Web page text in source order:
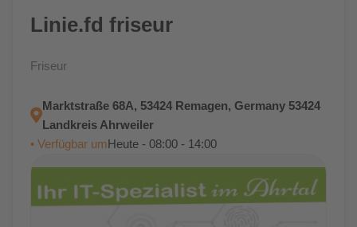
Linie.fd friseur
Friseur
Marktstraße 68A, 53424 Remagen, Germany 53424
Landkreis Ahrweiler
• Verfügbar umHeute - 08:00 - 14:00